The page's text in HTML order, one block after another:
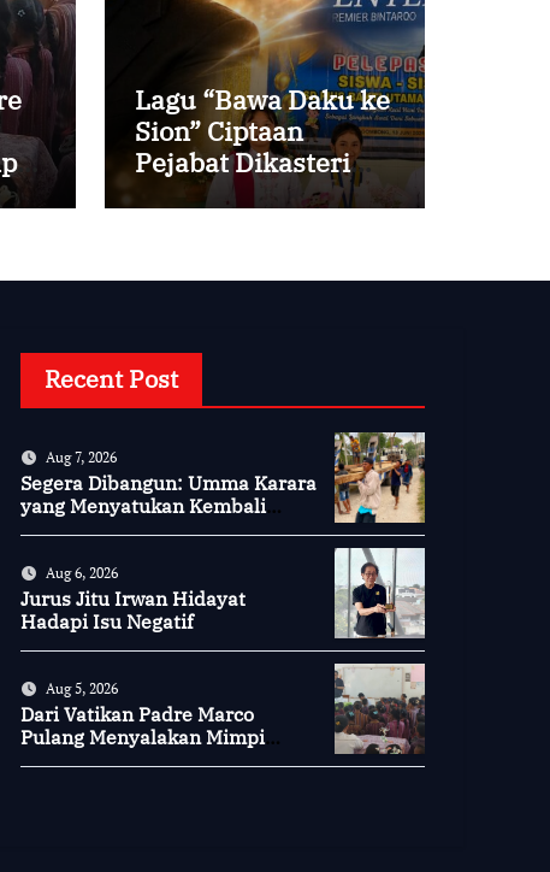
Lagu “Bawa Daku ke
Sion” Ciptaan
Pejabat Dikasteri
Vatikan, Peraih
Recent Post
Aug 7, 2026
Segera Dibangun: Umma Karara
yang Menyatukan Kembali
Aug 6, 2026
Jurus Jitu Irwan Hidayat
Hadapi Isu Negatif
Aug 5, 2026
Dari Vatikan Padre Marco
Pulang Menyalakan Mimpi